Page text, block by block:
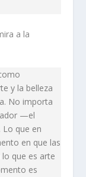
a la
y la belleza
No importa
—el
que en
en que las
lo que es arte
es